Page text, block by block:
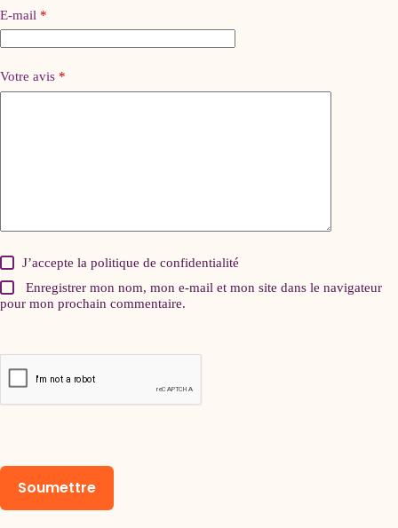
E-mail *
Votre avis *
J’accepte lapolitique de confidentialité
Enregistrer mon nom, mon e-mail et mon site dans le navigateur
pour mon prochain commentaire.
Soumettre